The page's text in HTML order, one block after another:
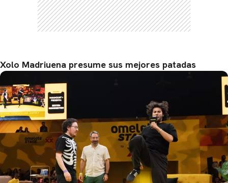
Xolo Madriuena presume sus mejores patadas